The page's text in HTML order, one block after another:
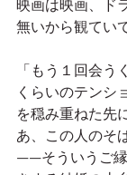
映画は映画、ド
無いから観てい
「もう１回会う
くらいのテンシ
を穏み重ねた先
あ、この人のそ
——そういうご